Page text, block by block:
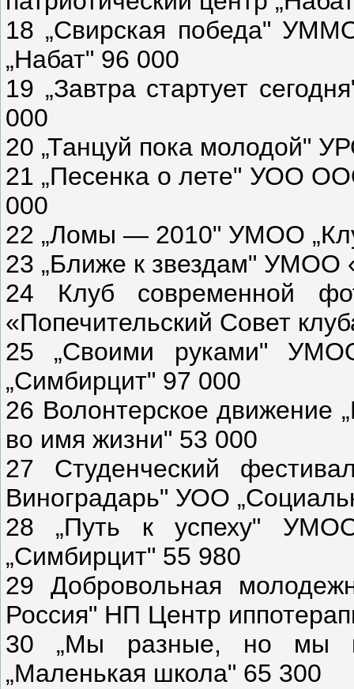
18 „Свирская победа"
„Набат" 96 000
19 „Завтра стартует
000
20 „Танцуй пока молодой"
21 „Песенка о лете" УОО
000
22 „Ломы — 2010" УМОО
23 „Ближе к звездам"
24 Клуб современной
«Попечительский Совет
25 „Своими руками"
„Симбирцит" 97 000
26 Волонтерское движение
во имя жизни" 53 000
27 Студенческий
Виноградарь" УОО
28 „Путь к успеху" УМОО
„Симбирцит" 55 980
29 Добровольная
Россия" НП Центр
30 „Мы разные, но мы
„Маленькая школа" 65 300